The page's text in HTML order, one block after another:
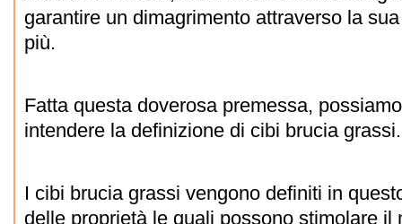
garantire un dimagrimento attraverso la
più.
Fatta questa doverosa premessa,
intendere la definizione di cibi brucia grassi.
I cibi brucia grassi vengono definiti in
delle proprietà le quali possono stimolare il